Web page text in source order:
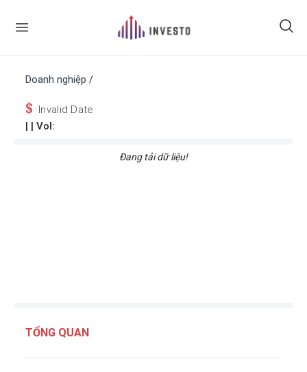
Doanh nghiệp /
$ Invalid Date
| | Vol:
Đang tải dữ liệu!
TỔNG QUAN